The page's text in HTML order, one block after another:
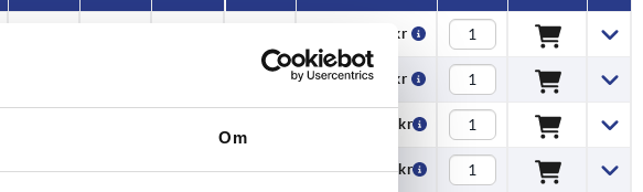
Om
72,88 kr
95,40 kr
115,27 kr
42 25 — 145,76 kr